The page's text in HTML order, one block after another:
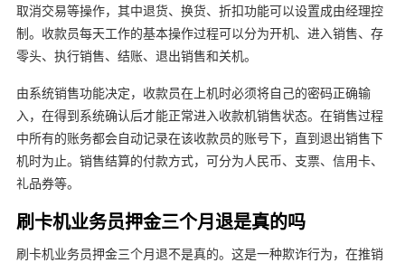
取消交易等操作，其中退货、换货、折扣功能可以设置成由经理控
制。收款员每天工作的基本操作过程可以分为开机、进入销售、存
零头、执行销售、结账、退出销售和关机。
由系统销售功能决定，收款员在上机时必须将自己的密码正确输
入，在得到系统确认后才能正常进入收款机销售状态。在销售过程
中所有的账务都会自动记录在该收款员的账号下，直到退出销售下
机时为止。销售结算的付款方式，可分为人民币、支票、信用卡、
礼品券等。
刷卡机业务员押金三个月退是真的吗
刷卡机业务员押金三个月退不是真的。这是一种欺诈行为，在推销